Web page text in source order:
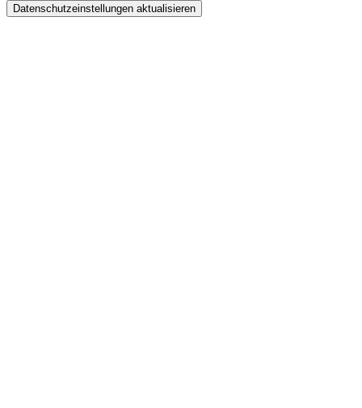
Datenschutzeinstellungen aktualisieren